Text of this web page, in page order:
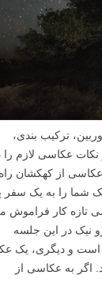
ترکیب بندی،
عکاسی لازم را
عکاسی از کهکشان راه
شما را به یک سفر
تازه کار فراموش
نیک در این جلسه
است و دیگری، یک
اگر به عکاسی از